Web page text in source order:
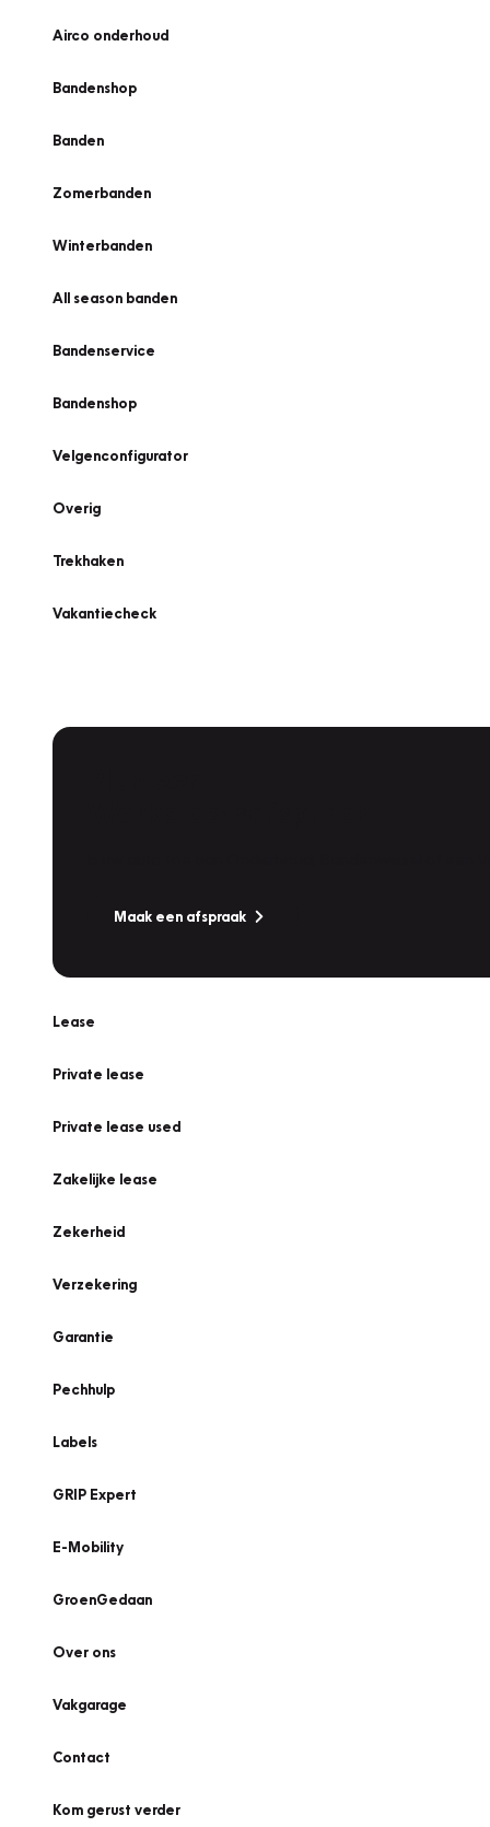
Airco onderhoud
Bandenshop
Banden
Zomerbanden
Winterbanden
All season banden
Bandenservice
Bandenshop
Velgenconfigurator
Overig
Trekhaken
Vakantiecheck
Maak een afspraak
Lease
Private lease
Private lease used
Zakelijke lease
Zekerheid
Verzekering
Garantie
Pechhulp
Labels
GRIP Expert
E-Mobility
GroenGedaan
Over ons
Vakgarage
Contact
Kom gerust verder